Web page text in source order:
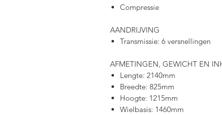
Compressie
AANDRIJVING
Transmissie: 6 versnellingen
AFMETINGEN, GEWICHT EN
Lengte: 2140mm
Breedte: 825mm
Hoogte: 1215mm
Wielbasis: 1460mm